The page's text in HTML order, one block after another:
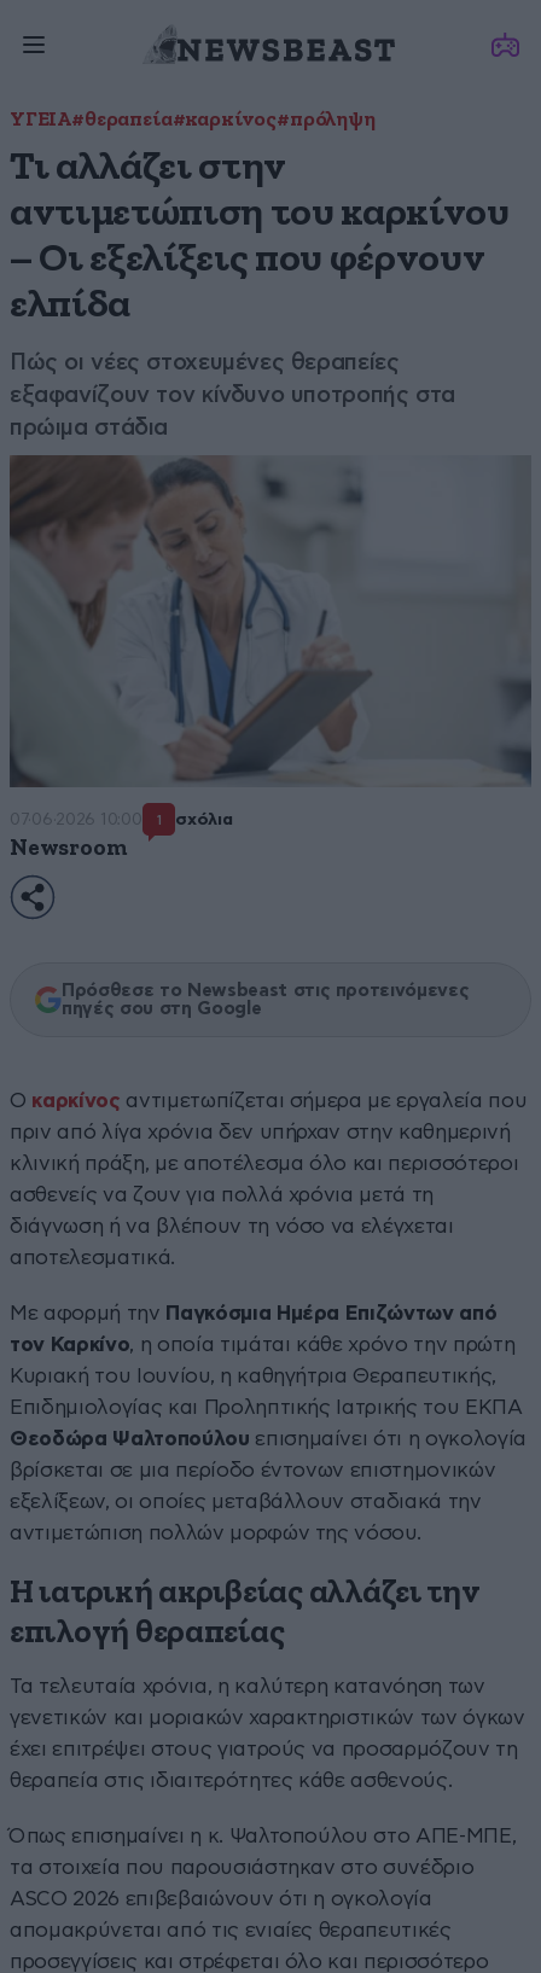
ΥΓΕΙΑ#θεραπεία#καρκίνος#πρόληψη
Τι αλλάζει στην
αντιμετώπιση του καρκίνου
– Οι εξελίξεις που φέρνουν
ελπίδα
Πώς οι νέες στοχευμένες θεραπείες
εξαφανίζουν τον κίνδυνο υποτροπής στα
πρώιμα στάδια
07·06·2026 10:00 1 σχόλια
Newsroom
Πρόσθεσε το Newsbeast στις προτεινόμενες
πηγές σου στη Google
Ο καρκίνος αντιμετωπίζεται σήμερα με εργαλεία που
πριν από λίγα χρόνια δεν υπήρχαν στην καθημερινή
κλινική πράξη, με αποτέλεσμα όλο και περισσότεροι
ασθενείς να ζουν για πολλά χρόνια μετά τη
διάγνωση ή να βλέπουν τη νόσο να ελέγχεται
αποτελεσματικά.
Με αφορμή την Παγκόσμια Ημέρα Επιζώντων από
τον Καρκίνο, η οποία τιμάται κάθε χρόνο την πρώτη
Κυριακή του Ιουνίου, η καθηγήτρια Θεραπευτικής,
Επιδημιολογίας και Προληπτικής Ιατρικής του ΕΚΠΑ
Θεοδώρα Ψαλτοπούλου επισημαίνει ότι η ογκολογία
βρίσκεται σε μια περίοδο έντονων επιστημονικών
εξελίξεων, οι οποίες μεταβάλλουν σταδιακά την
αντιμετώπιση πολλών μορφών της νόσου.
Η ιατρική ακριβείας αλλάζει την
επιλογή θεραπείας
Τα τελευταία χρόνια, η καλύτερη κατανόηση των
γενετικών και μοριακών χαρακτηριστικών των όγκων
έχει επιτρέψει στους γιατρούς να προσαρμόζουν τη
θεραπεία στις ιδιαιτερότητες κάθε ασθενούς.
Όπως επισημαίνει η κ. Ψαλτοπούλου στο ΑΠΕ-ΜΠΕ,
τα στοιχεία που παρουσιάστηκαν στο συνέδριο
ASCO 2026 επιβεβαιώνουν ότι η ογκολογία
απομακρύνεται από τις ενιαίες θεραπευτικές
προσεγγίσεις και στρέφεται όλο και περισσότερο